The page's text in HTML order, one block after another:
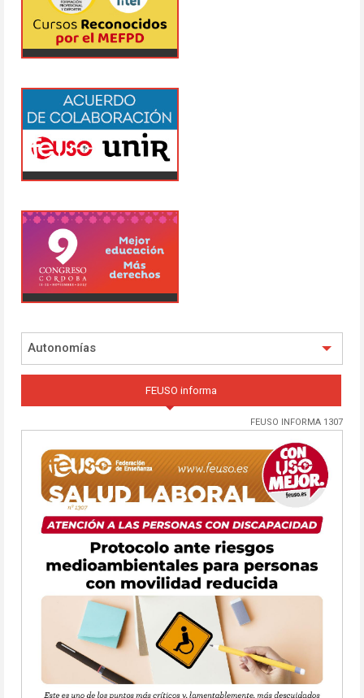
Autonomías
FEUSO informa
FEUSO INFORMA 1307